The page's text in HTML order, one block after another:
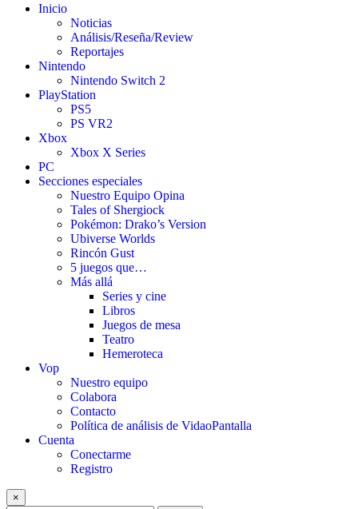
Inicio
Noticias
Análisis/Reseña/Review
Reportajes
Nintendo
Nintendo Switch 2
PlayStation
PS5
PS VR2
Xbox
Xbox X Series
PC
Secciones especiales
Nuestro Equipo Opina
Tales of Shergiock
Pokémon: Drako’s Version
Ubiverse Worlds
Rincón Gust
5 juegos que…
Más allá
Series y cine
Libros
Juegos de mesa
Teatro
Hemeroteca
Vop
Nuestro equipo
Colabora
Contacto
Política de análisis de VidaoPantalla
Cuenta
Conectarme
Registro
×